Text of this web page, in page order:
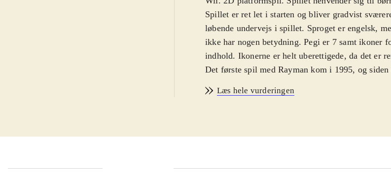
Spillet er ret let i starten og bliver gradvist
løbende undervejs i spillet. Sproget er engelsk,
ikke har nogen betydning. Pegi er 7 samt ikoner
indhold. Ikonerne er helt uberettigede, da det er
Det første spil med Rayman kom i 1995, og
skal Rayman og hans venner genoprette freden i
vej igennem de mere end 60 baner. Grafikken er
kan altid genspille tidligere baner. Man kan
Læs hele vurderingen